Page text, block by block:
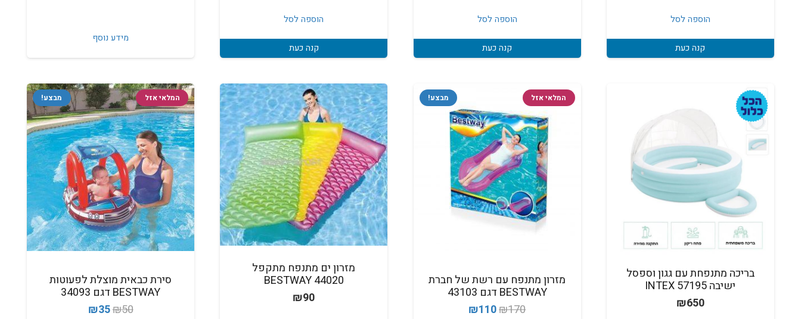
הוספה לסל
קנה כעת
הוספה לסל
קנה כעת
הוספה לסל
קנה כעת
מידע נוסף
בריכה מתנפחת עם גגון וספסל
ישיבה INTEX 57195
₪650
מבצע! המלאי אזל
מזרון מתנפח עם רשת של חברת
BESTWAY דגם 43103
₪170
המחיר
₪110
המחיר
מזרון ים מתנפח מתקפל
BESTWAY 44020
₪90
מבצע! המלאי אזל
סירת כבאית מוצלת לפעוטות
BESTWAY דגם 34093
₪50
המחיר
₪35